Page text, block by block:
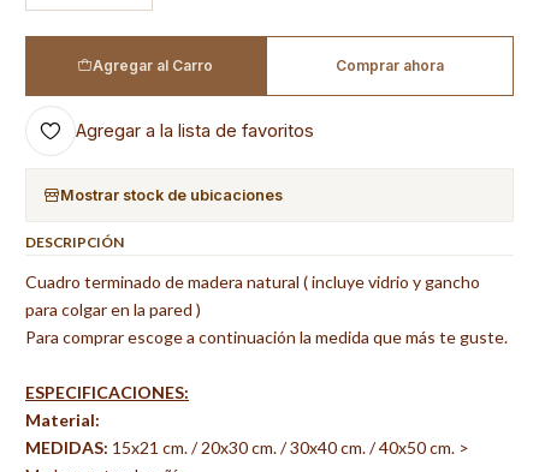
Agregar al Carro Comprar ahora
Agregar a la lista de favoritos
Mostrar stock de ubicaciones
DESCRIPCIÓN
Cuadro terminado de madera natural ( incluye vidrio y gancho
para colgar en la pared )
Para comprar escoge a continuación la medida que más te guste.
ESPECIFICACIONES:
Material:
MEDIDAS: 15x21 cm. / 20x30 cm. / 30x40 cm. / 40x50 cm. >